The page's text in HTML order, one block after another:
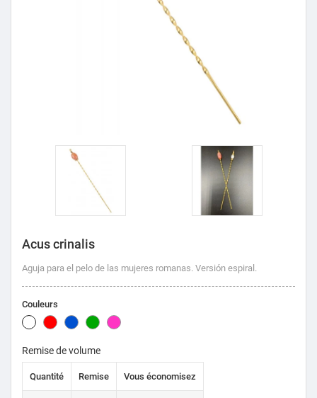
Acus crinalis
Aguja para el pelo de las mujeres romanas. Versión espiral.
Couleurs
BlancRougeBleu Vert Rose
Remise de volume
Quantité Remise Vous économisez